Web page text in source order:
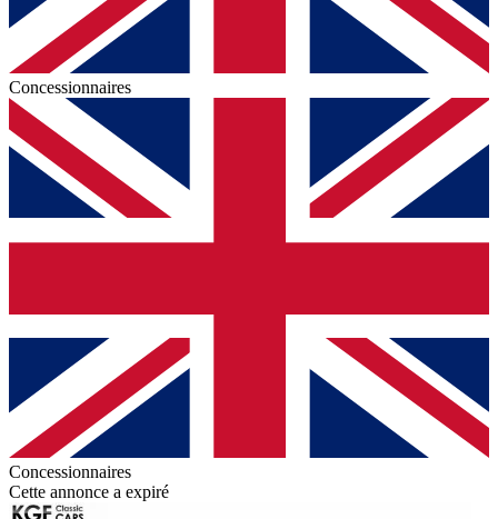
Concessionnaires
Concessionnaires
Cette annonce a expiré